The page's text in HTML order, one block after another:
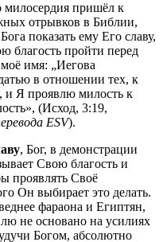
милосердия пришёл к
отрывков в Библии,
показать ему Его славу,
благость пройти перед
имя: „Иегова
в отношении тех, к
и Я проявлю милость к
(Исход, 3:19,
ESV).
, Бог, в демонстрации
Свою благость и
проявлять Своё
Он выбирает это делать.
фараона и Египтян,
не основано на усилиях
Богом, абсолютно